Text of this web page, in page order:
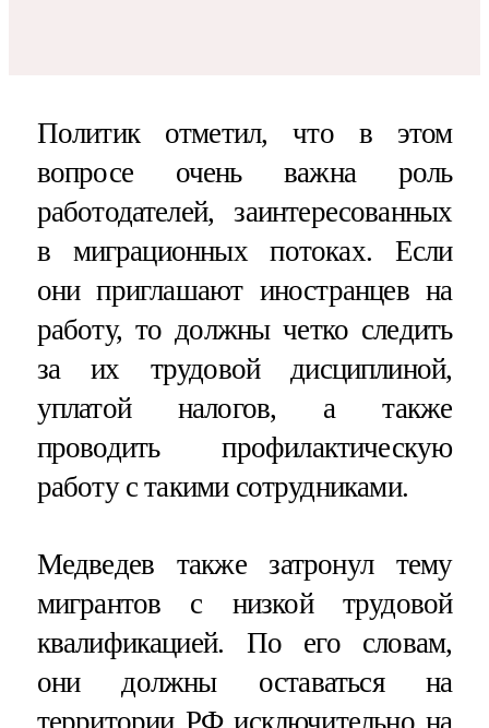
Политик отметил, что в этом
вопросе очень важна роль
работодателей, заинтересованных
в миграционных потоках. Если
они приглашают иностранцев на
работу, то должны четко следить
за их трудовой дисциплиной,
уплатой налогов, а также
проводить профилактическую
работу с такими сотрудниками.
Медведев также затронул тему
мигрантов с низкой трудовой
квалификацией. По его словам,
они должны оставаться на
территории РФ исключительно на